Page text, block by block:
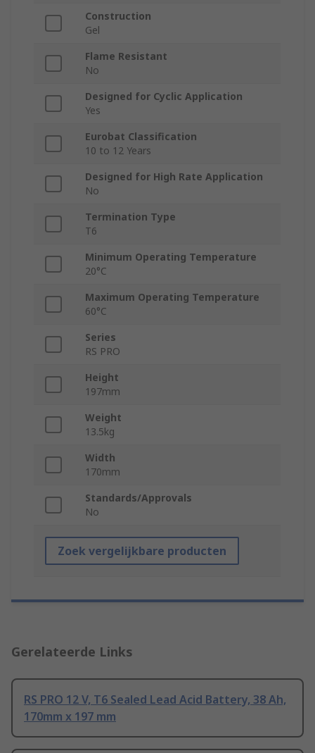
Construction
Gel
Flame Resistant
No
Designed for Cyclic Application
Yes
Eurobat Classification
10 to 12 Years
Designed for High Rate Application
No
Termination Type
T6
Minimum Operating Temperature
20°C
Maximum Operating Temperature
60°C
Series
RS PRO
Height
197mm
Weight
13.5kg
Width
170mm
Standards/Approvals
No
Zoek vergelijkbare producten
Gerelateerde Links
RS PRO 12 V, T6 Sealed Lead Acid Battery, 38 Ah,
170mm x 197 mm